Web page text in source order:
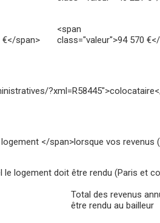
€</span>
<span
class="valeur">94 570
</span>lorsque vos
le logement doit être rendu (Paris et
Total des revenus
être rendu au bailleur